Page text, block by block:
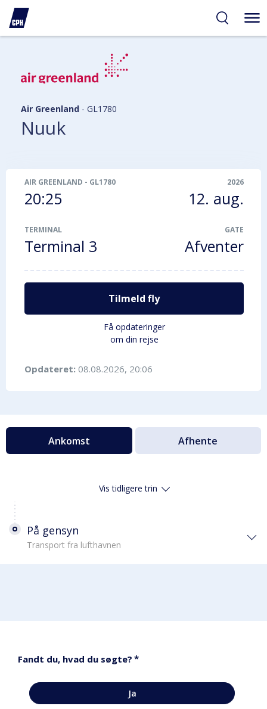
Air Greenland - GL1780
Nuuk
AIR GREENLAND - GL1780
20:25
2026
12. aug.
TERMINAL
Terminal 3
GATE
Afventer
Tilmeld fly
Få opdateringer
om din rejse
Opdateret: 08.08.2026, 20:06
Ankomst Afhente
Vis tidligere trin
På gensyn
Transport fra lufthavnen
Fandt du, hvad du søgte? *
Ja